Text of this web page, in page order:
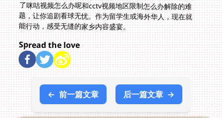
能行动，感受无缝的家乡内容盛宴。
Spread the love
← 前一篇文章 后一篇文章 →